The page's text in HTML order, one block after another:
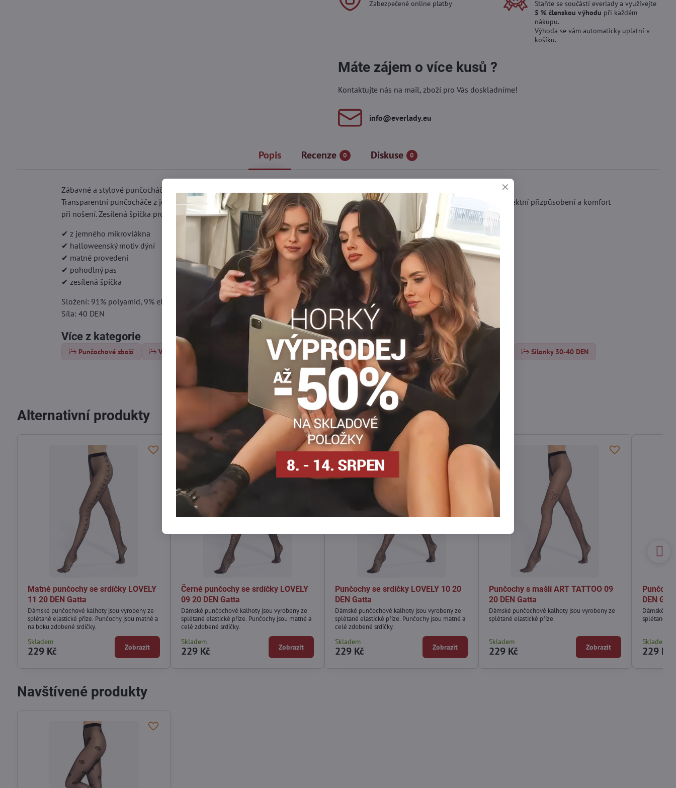
Zabezpečené online platby
Staňte se součástí everlady a využívejte
5 % členskou výhodu při každém
nákupu.
Výhoda se vám automaticky uplatní v
košíku.
Máte zájem o více kusů ?
Kontaktujte nás na mail, zboží pro Vás doskladníme!
info​@everlady​.eu
Popis Recenze 0 Diskuse 0
Zábavné a stylové punčocháče ideální na halloweenskou noc!
Transparentní punčocháče z jemného mikrovlákna s matným efektem zdobí originální motiv dýní. Pohodlná guma v pase zajistí perfektní přizpůsobení a komfort
při nošení. Zesílená špička prodlužuje jejich životnost.
✔ z jemného mikrovlákna
✔ halloweenský motiv dýní
✔ matné provedení
✔ pohodlný pas
✔ zesílená špička
Složení: 91% polyamid, 9% elastan
Síla: 40 DEN
Více z kategorie
Punčochové zboží Vzorované punčochy Punčocháče 30-40 DEN Dámské punčocháče DEN Vzorované pančuchy Silonky 30-40 DEN
Facebook
Twitter Bluesky RedditLinkedInWhatsApp
E-
Alternativní produkty
Matné punčochy se srdíčky LOVELY
11 20 DEN Gatta
Dámské punčochové kalhoty jsou vyrobeny ze
splétané elastické příze. Punčochy jsou matné a
na boku zdobené srdíčky.
Skladem
229 Kč Zobrazit
Černé punčochy se srdíčky LOVELY
09 20 DEN Gatta
Dámské punčochové kalhoty jsou vyrobeny ze
splétané elastické příze. Punčochy jsou matné a
celé zdobené srdíčky.
Skladem
229 Kč Zobrazit
Punčochy se srdíčky LOVELY 10 20
DEN Gatta
Dámské punčochové kalhoty jsou vyrobeny ze
splétané elastické příze. Punčochy jsou matné a
celé zdobené srdíčky.
Skladem
229 Kč Zobrazit
Punčochy s mašlí ART TATTOO 09
20 DEN Gatta
Dámské punčochové kalhoty jsou vyrobeny ze
splétané elastické příze.
Skladem
229 Kč Zobrazit
DEN
Dámské
splétané
Skladem
229 Kč
Navštívené produkty